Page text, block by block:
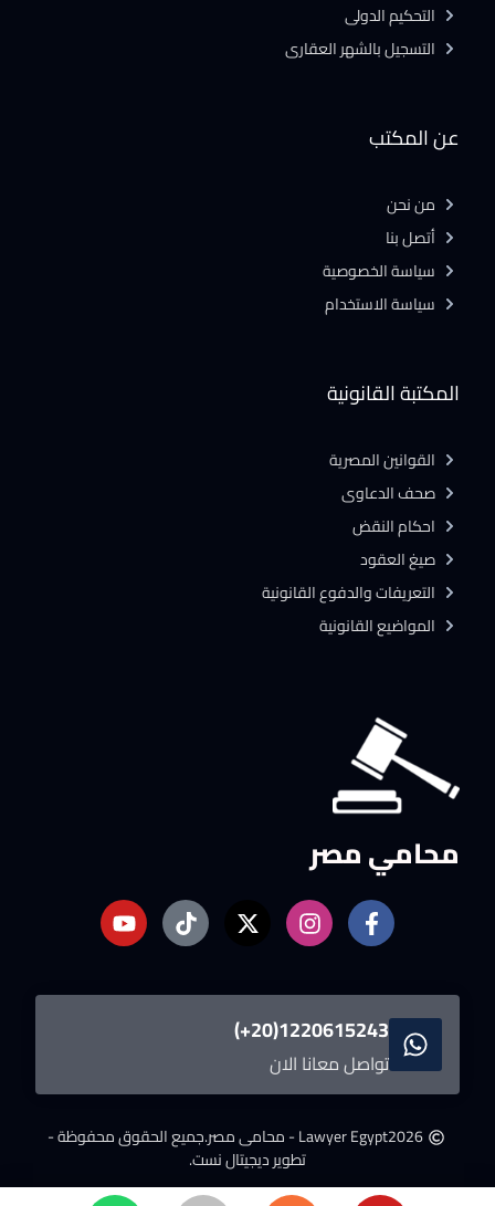
محامي مصر
1220615243(20+)
تواصل معانا الان
2026Lawyer Egypt - محامى مصر.
جميع الحقوق محفوظة -
تطوير ديجيتال نست.
المكتبة القانونية
القوانين المصرية
صحف الدعاوى
احكام النقض
صيغ العقود
التعريفات والدفوع القانونية
المواضيع القانونية
عن المكتب
من نحن
أتصل بنا
سياسة الخصوصية
سياسة الاستخدام
التحكيم الدولى
التسجيل بالشهر العقارى